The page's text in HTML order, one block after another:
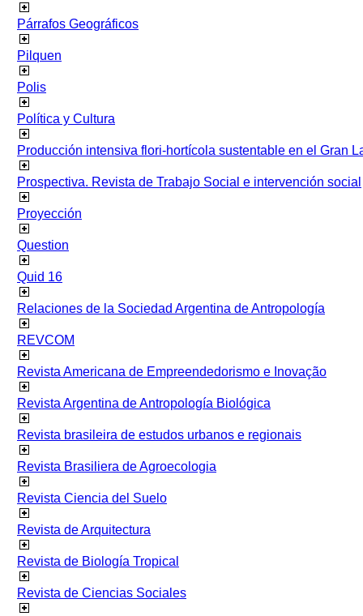
Párrafos Geográficos
Pilquen
Polis
Política y Cultura
Producción intensiva flori-hortícola sustentable en el Gran
Prospectiva. Revista de Trabajo Social e intervención social
Proyección
Question
Quid 16
Relaciones de la Sociedad Argentina de Antropología
REVCOM
Revista Americana de Empreendedorismo e Inovação
Revista Argentina de Antropología Biológica
Revista brasileira de estudos urbanos e regionais
Revista Brasiliera de Agroecologia
Revista Ciencia del Suelo
Revista de Arquitectura
Revista de Biología Tropical
Revista de Ciencias Sociales